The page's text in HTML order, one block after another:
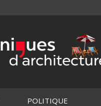
POLITIQUE